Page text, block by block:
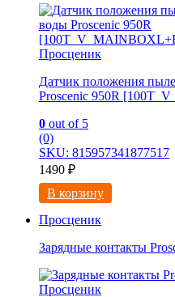
Просценик
Датчик положения
Proscenic 950R
0 out of 5
(0)
SKU: 815957341877517
1490 ₽
В корзину
Просценик
Зарядные контакты
Просценик